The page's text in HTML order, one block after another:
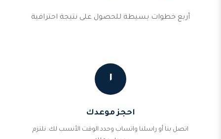
أربع خطوات بسيطة للحصول على نتيجة احترافية
١
احجز موعدك
اتصل بنا أو راسلنا واتساب وحدد الوقت الأنسب لك. نلتزم